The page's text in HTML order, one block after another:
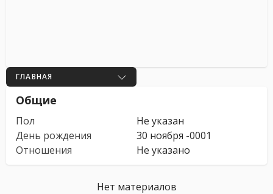
ГЛАВНАЯ
Общие
Пол
Не указан
День рождения
30 ноября -0001
Отношения
Не указано
Нет материалов